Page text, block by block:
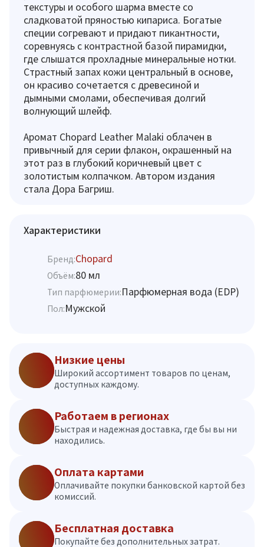
текстуры и особого шарма вместе со
сладковатой пряностью кипариса. Богатые
специи согревают и придают пикантности,
соревнуясь с контрастной базой пирамидки,
где слышатся прохладные минеральные нотки.
Страстный запах кожи центральный в основе,
он красиво сочетается с древесиной и
дымными смолами, обеспечивая долгий
волнующий шлейф.
Аромат Chopard Leather Malaki облачен в
привычный для серии флакон, окрашенный на
этот раз в глубокий коричневый цвет с
золотистым колпачком. Автором издания
стала Дора Багриш.
Характеристики
Бренд:Chopard
Объём:80 мл
Тип парфюмерии:Парфюмерная вода (EDP)
Пол:Мужской
Низкие цены
Широкий ассортимент товаров по ценам,
доступных каждому.
Работаем в регионах
Быстрая и надежная доставка, где бы вы ни
находились.
Оплата картами
Оплачивайте покупки банковской картой без
комиссий.
Бесплатная доставка
Покупайте без дополнительных затрат.